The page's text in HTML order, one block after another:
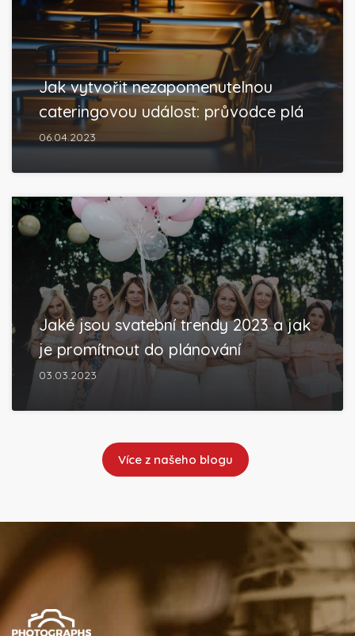
Jak vytvořit nezapomenutelnou
cateringovou událost: průvodce plá
06.04.2023
Jaké jsou svatební trendy 2023 a jak
je promítnout do plánování
03.03.2023
Více z našeho blogu